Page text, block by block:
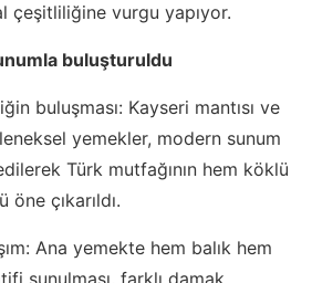
çeşitliliğine vurgu yapıyor.
buluşturuldu
buluşması: Kayseri mantısı ve
yemekler, modern sunum
Türk mutfağının hem köklü
çıkarıldı.
Ana yemekte hem balık hem
sunulması, farklı damak